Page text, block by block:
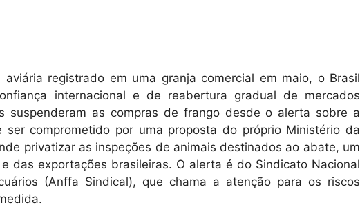
registrado em uma granja comercial em maio, o Brasil
internacional e de reabertura gradual de mercados
suspenderam as compras de frango desde o alerta sobre a
comprometido por uma proposta do próprio Ministério da
privatizar as inspeções de animais destinados ao abate, um
das exportações brasileiras. O alerta é do Sindicato Nacional
(Anffa Sindical), que chama a atenção para os riscos